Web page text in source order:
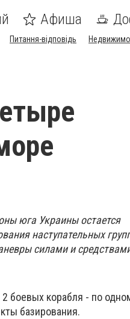
Афиша
Питання-відповідь
юга Украины остается
наступательных
силами и
боевых корабля - по
базирования.